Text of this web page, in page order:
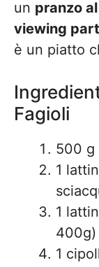
un pranzo
viewing
è un piatto
Fagioli
500 g
1
1
400g)
1